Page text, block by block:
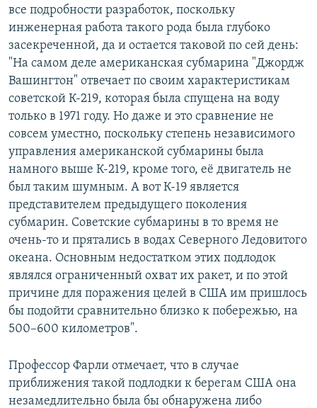
все подробности разработок, поскольку
инженерная работа такого рода была глубоко
засекреченной, да и остается таковой по сей день:
"На самом деле американская субмарина "Джордж
Вашингтон" отвечает по своим характеристикам
советской К-219, которая была спущена на воду
только в 1971 году. Но даже и это сравнение не
совсем уместно, поскольку степень независимого
управления американской субмарины была
намного выше К-219, кроме того, её двигатель не
был таким шумным. А вот К-19 является
представителем предыдущего поколения
субмарин. Советские субмарины в то время не
очень-то и прятались в водах Северного Ледовитого
океана. Основным недостатком этих подлодок
являлся ограниченный охват их ракет, и по этой
причине для поражения целей в США им пришлось
бы подойти сравнительно близко к побережью, на
500–600 километров".
Профессор Фарли отмечает, что в случае
приближения такой подлодки к берегам США она
незамедлительно была бы обнаружена либо